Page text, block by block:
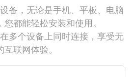
备，无论是手机、平板、电脑
都能轻松安装和使用。
多个设备上同时连接，享受无
互联网体验。